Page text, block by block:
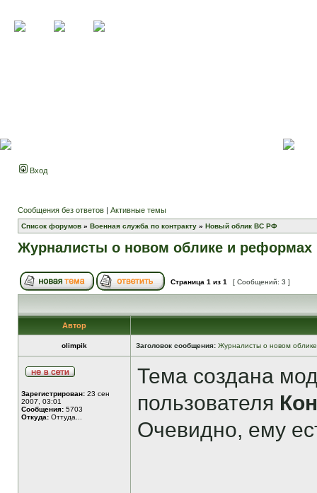
Вход
Сообщения без ответов | Активные темы
Список форумов » Военная служба по контракту » Новый облик ВС РФ
Журналисты о новом облике и реформах
Страница 1 из 1 [ Сообщений: 3 ]
Автор
olimpik Заголовок сообщения: Журналисты о новом
Зарегистрирован: 23 сен
2007, 03:01
Сообщения: 5703
Откуда: Оттуда...
Тема создана
пользователя
Очевидно, ему